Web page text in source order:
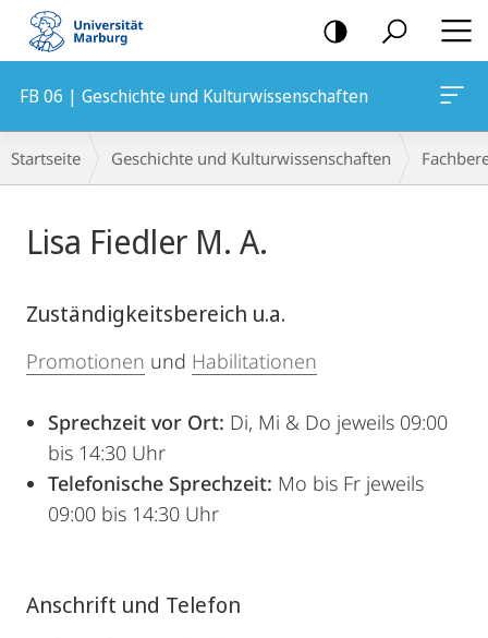
Mobile-
Navigation
FB 06 | Geschichte und Kulturwissenschaften
Breadcrumb-
Navigation
Startseite Geschichte und Kulturwissenschaften
Lisa Fiedler M. A.
Zuständigkeitsbereich u.a.
Promotionen und Habilitationen
Sprechzeit vor Ort: Di, Mi & Do jeweils 09:00
bis 14:30 Uhr
Telefonische Sprechzeit: Mo bis Fr jeweils
09:00 bis 14:30 Uhr
Anschrift und Telefon